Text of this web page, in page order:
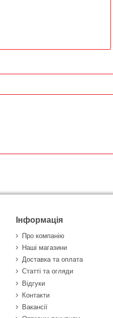
Інформація
Про компанію
Наші магазини
Доставка та оплата
Статті та огляди
Відгуки
Контакти
Вакансії